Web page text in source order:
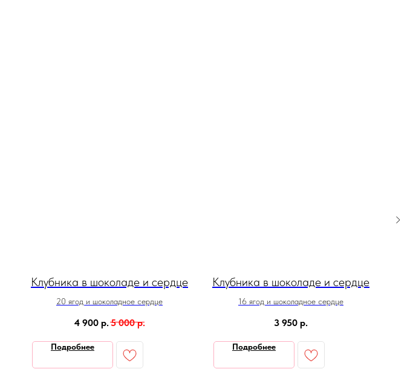
Клубника в шоколаде и сердце
20 ягод и шоколадное сердце
4 900 р.5 000 р.
Подробнее
Клубника в шоколаде и сердце
16 ягод и шоколадное сердце
3 950 р.
Подробнее